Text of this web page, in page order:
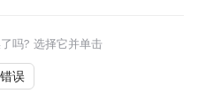
吗? 选择它并单击
误